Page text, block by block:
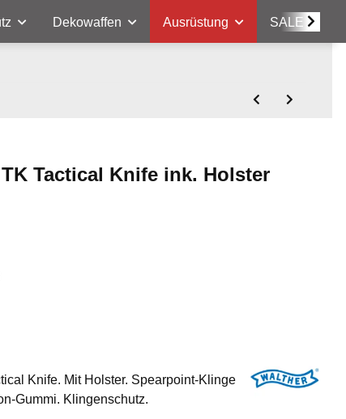
Dekowaffen Ausrüstung SALE
Tactical Knife ink. Holster
Knife. Mit Holster. Spearpoint-Klinge
Gummi. Klingenschutz.